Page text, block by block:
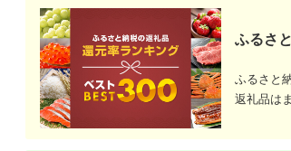
北海道 沼田町
契約農家が露地栽培し
た完熟トマトケチャッ
プ（320g瓶×4個）保
存料 無添加 国産 北海
道産 n-0080
5.0
寄付金額:13,000
北海道 中頓別町
自家焙煎珈琲 イルガ
チェフェ（豆） 300g
5.0
寄付金額: 10,000円
【定期便
ヒドラ
寄付金額:
ふるさ
ふるさと
返礼品は